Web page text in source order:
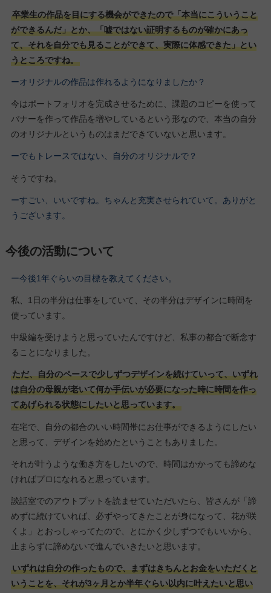
卒業生の作品を目にする機会ができたので「本当にこういうこと
ができるんだ」とか、「嘘ではない証明するものが確かにあっ
て、それを自分でも見ることができて、実際に体感できた」とい
うところですね。
ーオリジナルの作品は作れるようになりましたか？
今はポートフォリオを完成させるために、課題のコピーを使って
バナーを作って作品を増やしているという形なので、本当の自分
のオリジナルというものはまだできていないと思います。
ーでもトレースではない、自分のオリジナルで？
そうですね。
ーすごい、いいですね。ちゃんと充実させられていて。ありがと
うございます。
今後の活動について
ー今後1年ぐらいの目標を教えてください。
私、1日の半分は仕事をしていて、その半分はデザインに時間を
使っています。
中級編を受けようと思っていたんですけど、私事の都合で断念す
ることになりました。
ただ、自分のペースで少しずつデザインを続けていって、いずれ
は自分の母親が老いて何か手伝いが必要になった時に時間を作っ
てあげられる状態にしたいと思っています。
在宅で、自分の都合のいい時間帯にお仕事ができるようにしたい
と思って、デザインを始めたということもありました。
それが叶うような働き方をしたいので、時間はかかっても諦めな
ければプロになれると思っています。
談話室でのアウトプットを読ませていただいたら、皆さんが「諦
めずに続けていれば、必ずやってきたことが身になって、花が咲
くよ」とおっしゃってたので、とにかく少しずつでもいいから、
止まらずに諦めないで進んでいきたいと思います。
いずれは自分の作ったもので、まずはきちんとお金をいただくと
いうことを、それが3ヶ月とか半年ぐらい以内に叶えたいと思い